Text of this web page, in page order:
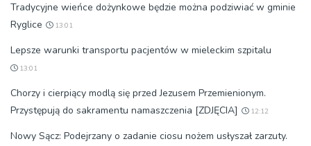
Tradycyjne wieńce dożynkowe będzie można podziwiać w gminie
Ryglice
13:01
Lepsze warunki transportu pacjentów w mieleckim szpitalu
13:01
Chorzy i cierpiący modlą się przed Jezusem Przemienionym.
Przystępują do sakramentu namaszczenia [ZDJĘCIA]
12:12
Nowy Sącz: Podejrzany o zadanie ciosu nożem usłyszał zarzuty.